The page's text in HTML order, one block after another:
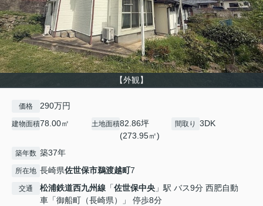
【外観】
価格 290万円
建物面積78.00㎡ 土地面積82.86坪
(273.95㎡)
間取り 3DK
築年数 築37年
所在地 長崎県佐世保市鵜渡越町7
交通 松浦鉄道西九州線 「佐世保中央 」駅 バス9分 西肥自動
車「御船町（長崎県）」 停歩8分